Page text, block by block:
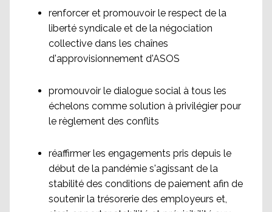
renforcer et promouvoir le respect de la
liberté syndicale et de la négociation
collective dans les chaînes
d'approvisionnement d'ASOS
promouvoir le dialogue social à tous les
échelons comme solution à privilégier pour
le règlement des conflits
réaffirmer les engagements pris depuis le
début de la pandémie s'agissant de la
stabilité des conditions de paiement afin de
soutenir la trésorerie des employeurs et,